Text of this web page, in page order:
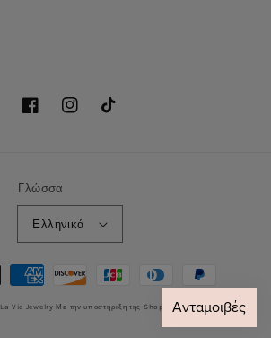
FacebookInstagramTikTok
Γλώσσα
Ελληνικά
La Vie Jewelry Με την υποστήριξη της Shopify